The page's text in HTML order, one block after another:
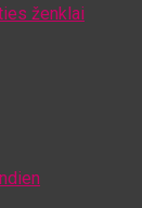
ženklai